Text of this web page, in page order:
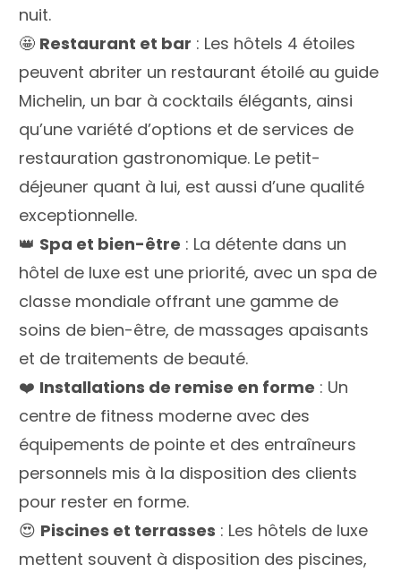
nuit.
🤩 Restaurant et bar : Les hôtels 4 étoiles
peuvent abriter un restaurant étoilé au guide
Michelin, un bar à cocktails élégants, ainsi
qu’une variété d’options et de services de
restauration gastronomique. Le petit-
déjeuner quant à lui, est aussi d’une qualité
exceptionnelle.
👑 Spa et bien-être : La détente dans un
hôtel de luxe est une priorité, avec un spa de
classe mondiale offrant une gamme de
soins de bien-être, de massages apaisants
et de traitements de beauté.
❤️ Installations de remise en forme : Un
centre de fitness moderne avec des
équipements de pointe et des entraîneurs
personnels mis à la disposition des clients
pour rester en forme.
😍 Piscines et terrasses : Les hôtels de luxe
mettent souvent à disposition des piscines,